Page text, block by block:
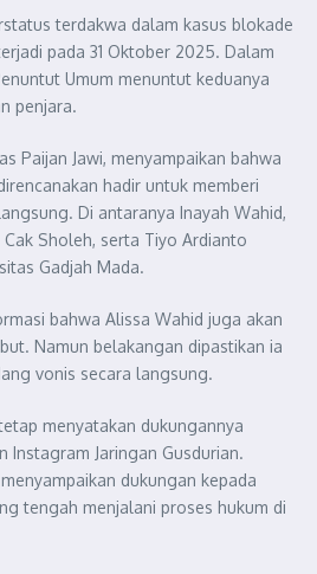
terdakwa dalam kasus blokade
pada 31 Oktober 2025. Dalam
Umum menuntut keduanya
penjara.
Paijan Jawi, menyampaikan bahwa
hadir untuk memberi
Di antaranya Inayah Wahid,
Sholeh, serta Tiyo Ardianto
Gadjah Mada.
bahwa Alissa Wahid juga akan
Namun belakangan dipastikan ia
vonis secara langsung.
menyatakan dukungannya
Instagram Jaringan Gusdurian.
dukungan kepada
tengah menjalani proses hukum di